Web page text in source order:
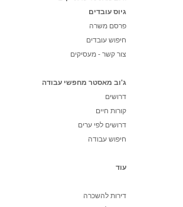
גיוס עובדים
פרסם משרה
חיפוש עובדים
צור קשר - מעסיקים
ג'וב מאסטר מחפשי עבודה
דרושים
קורות חיים
דרושים לפי ערים
חיפוש עבודה
עוד
דירות להשכרה